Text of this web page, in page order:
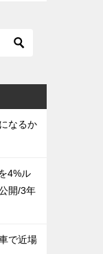
なるか
4%ル
開/3年
で近場